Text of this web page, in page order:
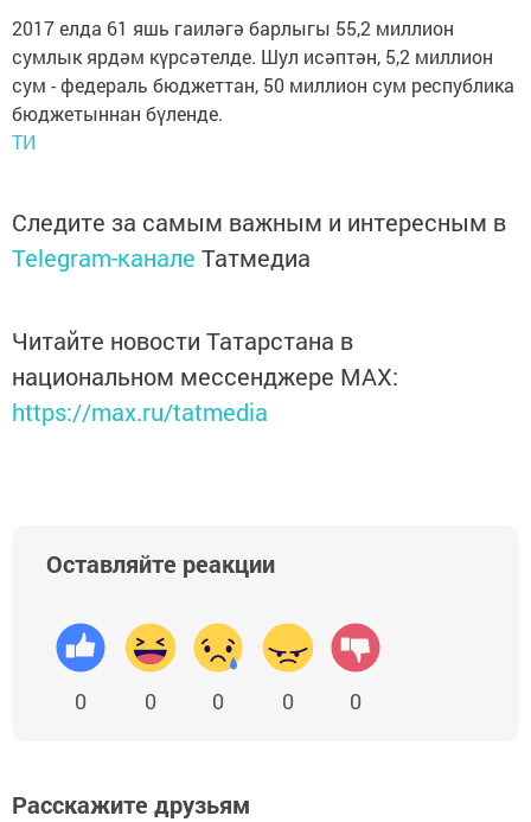
2017 елда 61 яшь гаиләгә барлыгы 55,2 миллион
сумлык ярдәм күрсәтелде. Шул исәптән, 5,2 миллион
сум - федераль бюджеттан, 50 миллион сум республика
бюджетыннан бүленде.
ТИ
Следите за самым важным и интересным в
Telegram-канале Татмедиа
Читайте новости Татарстана в
национальном мессенджере MАХ:
https://max.ru/tatmedia
Оставляйте реакции
0 0 0 0 0
Расскажите друзьям